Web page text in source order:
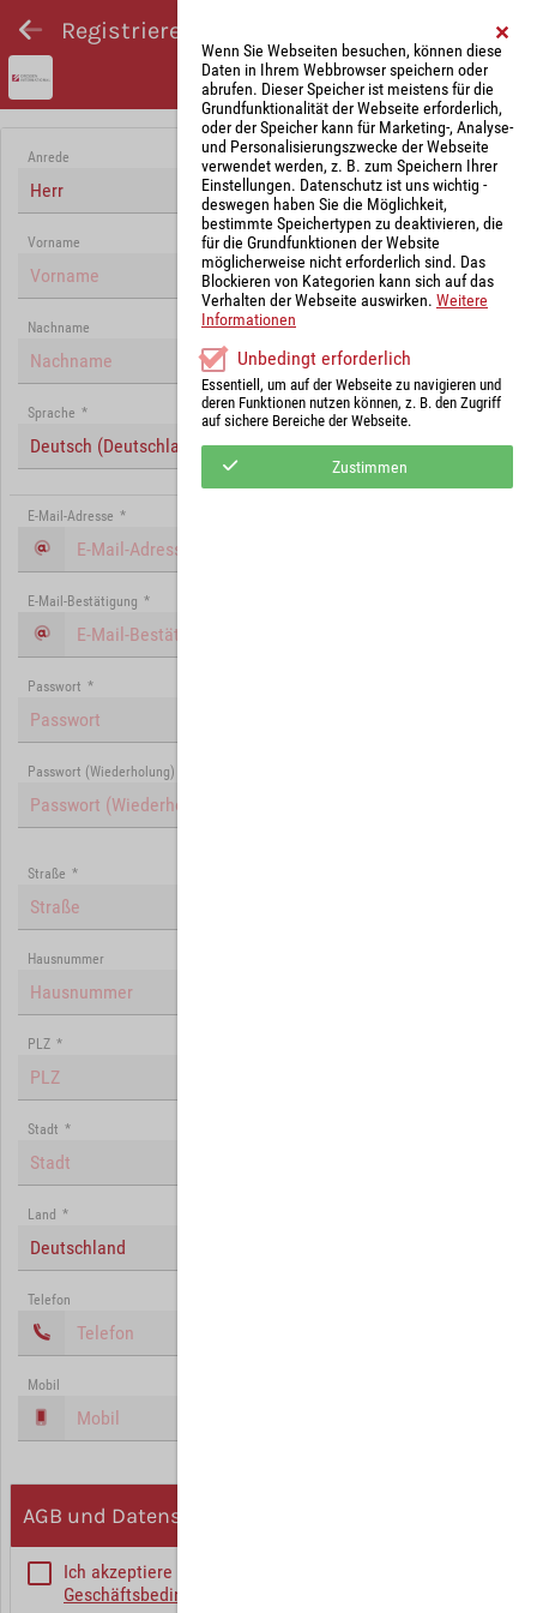
Registrieren und Angebot abgeben
Anrede
Herr
Vorname
Nachname
Sprache *
Deutsch (Deutschland)
E-Mail-Adresse *
E-Mail-Bestätigung *
Passwort *
Passwort (Wiederholung)
Straße *
Hausnummer
PLZ *
Stadt *
Land *
Deutschland
Telefon
Mobil
AGB und Datenschutz
Ich akzeptiere die
Geschäftsbedingungen
Wenn Sie Webseiten besuchen, können diese
Daten in Ihrem Webbrowser speichern oder
abrufen. Dieser Speicher ist meistens für die
Grundfunktionalität der Webseite erforderlich,
oder der Speicher kann für Marketing-, Analyse-
und Personalisierungszwecke der Webseite
verwendet werden, z. B. zum Speichern Ihrer
Einstellungen. Datenschutz ist uns wichtig -
deswegen haben Sie die Möglichkeit,
bestimmte Speichertypen zu deaktivieren, die
für die Grundfunktionen der Website
möglicherweise nicht erforderlich sind. Das
Blockieren von Kategorien kann sich auf das
Verhalten der Webseite auswirken. Weitere
Informationen
Unbedingt erforderlich
Essentiell, um auf der Webseite zu navigieren und
deren Funktionen nutzen können, z. B. den Zugriff
auf sichere Bereiche der Webseite.
Zustimmen